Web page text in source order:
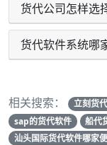
货代公司怎样选
货代软件系统哪
相关搜索： 立刻货
sap的货代软件
船代
汕头国际货代软件哪家